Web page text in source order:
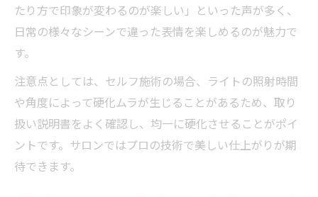
たり方で印象が変わるのが楽しい」といった声が多く、
日常の様々なシーンで違った表情を楽しめるのが魅力で
す。
注意点としては、セルフ施術の場合、ライトの照射時間
や角度によって硬化ムラが生じることがあるため、取り
扱い説明書をよく確認し、均一に硬化させることがポイ
ントです。サロンではプロの技術で美しい仕上がりが期
待できます。